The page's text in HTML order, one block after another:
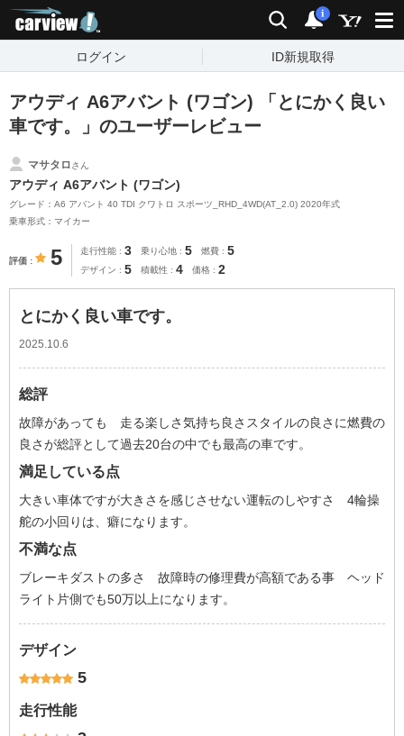
検索 通知
i
ログイン ID新規取得
アウディ A6アバント (ワゴン) 「とにかく良い
車です。」のユーザーレビュー
マサタロさん
アウディ A6アバント (ワゴン)
グレード：A6 アバント 40 TDI クワトロ スポーツ_RHD_4WD(AT_2.0) 2020年式
乗車形式：マイカー
評価 5 走行性能 3 乗り心地 5 燃費 5
デザイン 5 積載性 4 価格 2
とにかく良い車です。
2025.10.6
総評
故障があっても 走る楽しさ気持ち良さスタイルの良さに燃費の
良さが総評として過去20台の中でも最高の車です。
満足している点
大きい車体ですが大きさを感じさせない運転のしやすさ 4輪操
舵の小回りは、癖になります。
不満な点
ブレーキダストの多さ 故障時の修理費が高額である事 ヘッド
ライト片側でも50万以上になります。
デザイン
5
走行性能